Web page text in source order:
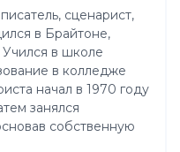
сценарист,
в Брайтоне,
в школе
в колледже
начал в 1970 году
занялся
собственную